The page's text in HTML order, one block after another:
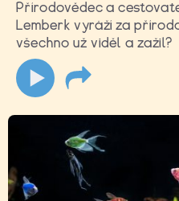
Přírodovědec a
Lemberk vyráží za
všechno už viděl a zažil?